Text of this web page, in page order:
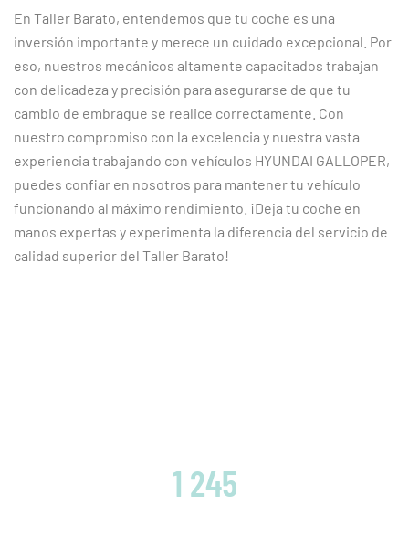
En Taller Barato, entendemos que tu coche es una
inversión importante y merece un cuidado excepcional. Por
eso, nuestros mecánicos altamente capacitados trabajan
con delicadeza y precisión para asegurarse de que tu
cambio de embrague se realice correctamente. Con
nuestro compromiso con la excelencia y nuestra vasta
experiencia trabajando con vehículos HYUNDAI GALLOPER,
puedes confiar en nosotros para mantener tu vehículo
funcionando al máximo rendimiento. ¡Deja tu coche en
manos expertas y experimenta la diferencia del servicio de
calidad superior del Taller Barato!
1 245